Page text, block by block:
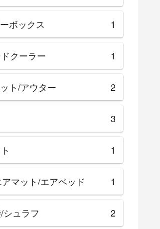
ボックス 1
クーラー 1
ト/アウター 2
3
1
アマット/エアベッド 1
シュラフ 2